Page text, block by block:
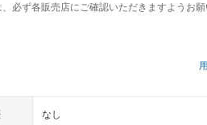
必ず各販売店にご確認いただきますようお願
なし